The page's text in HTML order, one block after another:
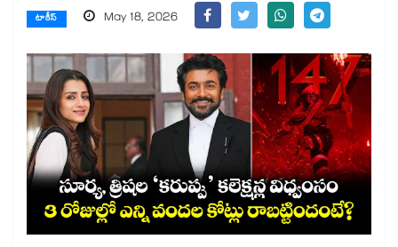
టాకీస్ May 18, 2026